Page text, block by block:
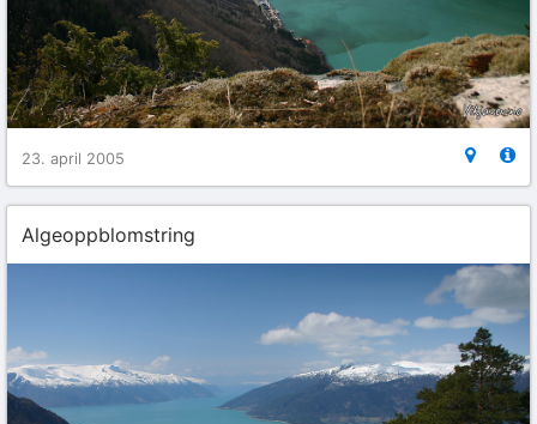
23. april 2005
Algeoppblomstring